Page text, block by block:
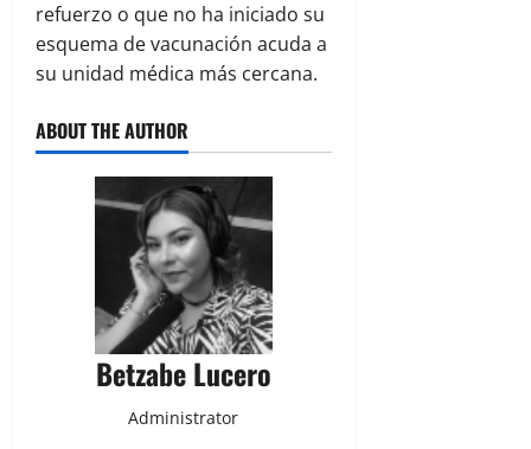
refuerzo o que no ha iniciado su
esquema de vacunación acuda a
su unidad médica más cercana.
ABOUT THE AUTHOR
Betzabe Lucero
Administrator